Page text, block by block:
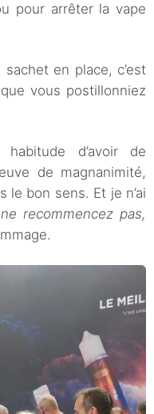
pour arrêter la vape
en place, c’est
vous postillonniez
d’avoir de
de magnanimité,
le bon sens. Et je n’ai
recommencez pas,